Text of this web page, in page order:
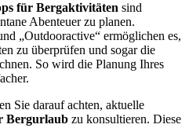
für Bergaktivitäten sind
Abenteuer zu planen.
„Outdooractive“ ermöglichen es,
zu überprüfen und sogar die
So wird die Planung Ihres
Sie darauf achten, aktuelle
Bergurlaub zu konsultieren. Diese